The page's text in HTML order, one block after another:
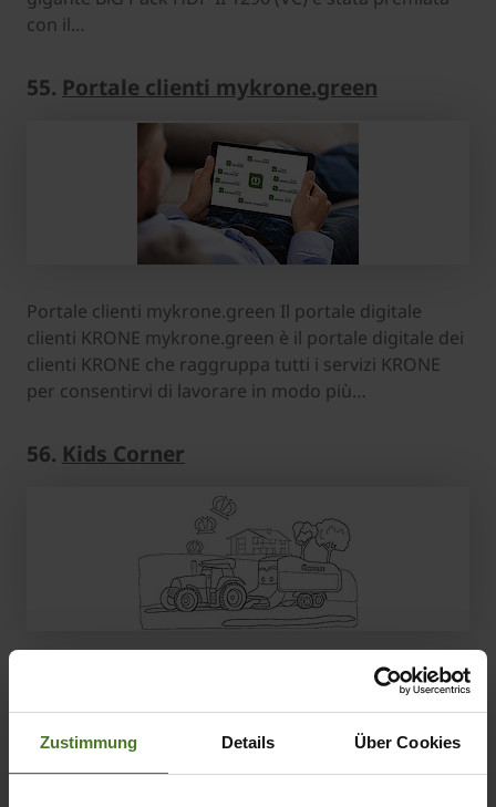
Zustimmung Details Über Cookies
con il…
55. Portale clienti mykrone.green
Portale clienti mykrone.green Il portale digitale
clienti KRONE mykrone.green è il portale digitale dei
clienti KRONE che raggruppa tutti i servizi KRONE
per consentirvi di lavorare in modo più…
56. Kids Corner
Che aspetto ha la tua macchina KRONE personale?
colorare. Basta scaricarlo, stamparlo e sei pronto
per partire. Divertimento con i puzzle Trova la…